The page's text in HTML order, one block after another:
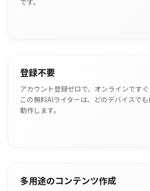
です。
登録不要
アカウント登録ゼロで、オンラインですぐ
この無料AIライターは、どのデバイスで
動作します。
多用途のコンテンツ作成